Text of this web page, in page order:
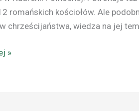
romańskich kościołów. Ale
chrześcijaństwa, wiedza na jej
»